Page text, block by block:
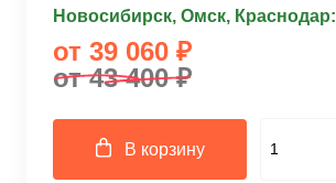
Новосибирск, Омск, Краснодар:
от 39 060 ₽
от 43 400 ₽
В корзину